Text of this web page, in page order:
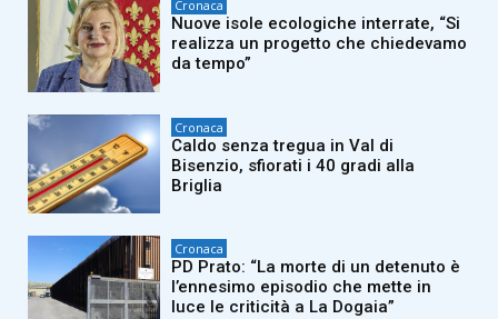
Cronaca
Nuove isole ecologiche interrate, “Si
realizza un progetto che chiedevamo
da tempo”
Cronaca
Caldo senza tregua in Val di
Bisenzio, sfiorati i 40 gradi alla
Briglia
Cronaca
PD Prato: “La morte di un detenuto è
l’ennesimo episodio che mette in
luce le criticità a La Dogaia”